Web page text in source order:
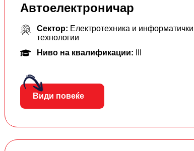
Автоелектроничар
Сектор: Електротехника и информатички
технологии
Ниво на квалификации:
Види повеќе